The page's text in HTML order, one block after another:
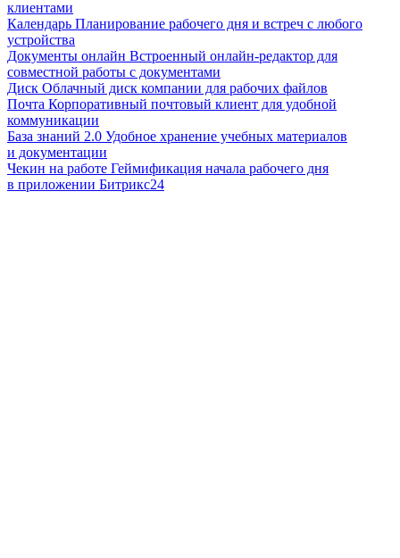
клиентами
Календарь Планирование рабочего дня и встреч с любого
устройства
Документы онлайн Встроенный онлайн-редактор для
совместной работы с документами
Диск Облачный диск компании для рабочих файлов
Почта Корпоративный почтовый клиент для удобной
коммуникации
База знаний 2.0 Удобное хранение учебных материалов
и документации
Чекин на работе Геймификация начала рабочего дня
в приложении Битрикс24